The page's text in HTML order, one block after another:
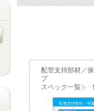
配管支持部材／
プ
スペック一覧